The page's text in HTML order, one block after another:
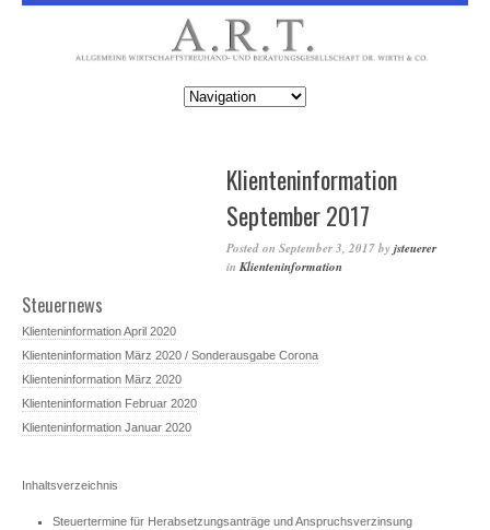
Klienteninformation
September 2017
Posted on September 3, 2017by jsteuerer
in Klienteninformation
Steuernews
Klienteninformation April 2020
Klienteninformation März 2020 / Sonderausgabe Corona
Klienteninformation März 2020
Klienteninformation Februar 2020
Klienteninformation Januar 2020
Inhaltsverzeichnis
Steuertermine für Herabsetzungsanträge und Anspruchsverzinsung